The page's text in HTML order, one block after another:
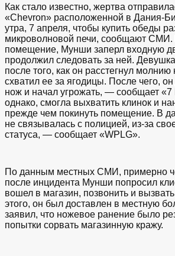
Как стало известно, жертва
«Chevron» расположенной в Дания-
утра, 7 апреля, чтобы купить обеды
микроволновой печи, сообщают СМИ.
помещение, Мунши заперл входную
продолжил следовать за ней.
после того, как он расстегнул
схватил ее за ягодицы. После чего,
нож и начал угрожать, — сообщает
однако, смогла выхватить клинок и
прежде чем покинуть помещение. В
не связывалась с полицией, из-за
статуса, — сообщает «WPLG».
По данным местных СМИ, примерно
после инцидента Мунши попросил
вошел в магазин, позвонить и
этого, он был доставлен в местную
заявил, что ножевое ранение было
попытки сорвать магазинную кражу.